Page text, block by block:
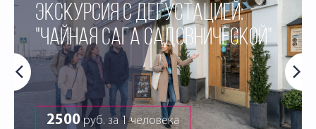
ЭКСКУРСИЯ С ДЕГУСТАЦИЕЙ:
"ЧАЙНАЯ САГА САДОВНИЧЕСКОЙ"
2500руб. за 1 человека